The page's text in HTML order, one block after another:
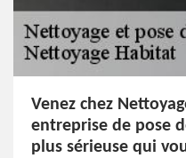
Venez chez
entreprise de pose
plus sérieuse qui